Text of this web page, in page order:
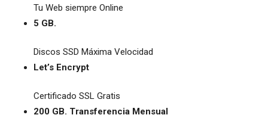
Tu Web siempre Online
5 GB.
Discos SSD Máxima Velocidad
Let’s Encrypt
Certificado SSL Gratis
200 GB. Transferencia Mensual